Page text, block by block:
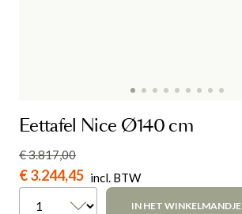
Eettafel Nice Ø140 cm
€ 3.817,00
€ 3.244,45 incl. BTW
IN HET WINKELMANDJE